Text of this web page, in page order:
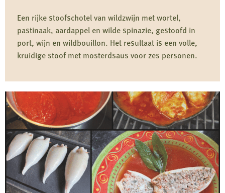
Een rijke stoofschotel van wildzwijn met wortel,
pastinaak, aardappel en wilde spinazie, gestoofd in
port, wijn en wildbouillon. Het resultaat is een volle,
kruidige stoof met mosterdsaus voor zes personen.
meer
over
Wild
zwijn
stoof